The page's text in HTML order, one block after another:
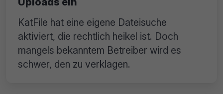
KatFile hat eine eigene Dateisuche
aktiviert, die rechtlich heikel ist. Doch
mangels bekanntem Betreiber wird es
schwer, den zu verklagen.